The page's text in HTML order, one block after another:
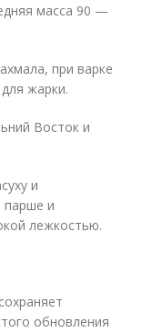
масса 90 —
при варке
жарки.
Восток и
и
парше и
лежкостью.
обновления